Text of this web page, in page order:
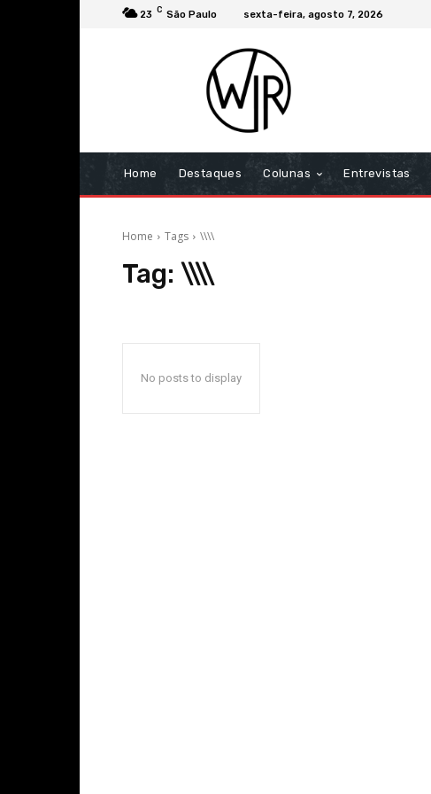
23 C São Paulo sexta-feira, agosto 7, 2026
Home Destaques Colunas Entrevistas
Home Tags \\\\
Tag: \\\\
No posts to display